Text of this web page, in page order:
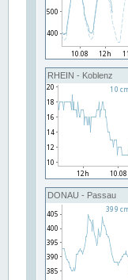
RHEIN - Koblenz
DONAU - Passau